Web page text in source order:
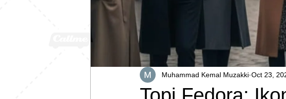
Muhammad Kemal Muzakki Oct 23,